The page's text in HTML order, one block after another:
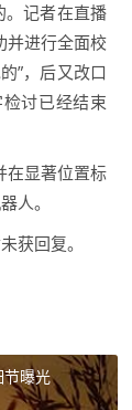
。记者在直播
并进行全面校
”，后又改口
讨已经结束
在显著位置标
人。
获回复。
节曝光